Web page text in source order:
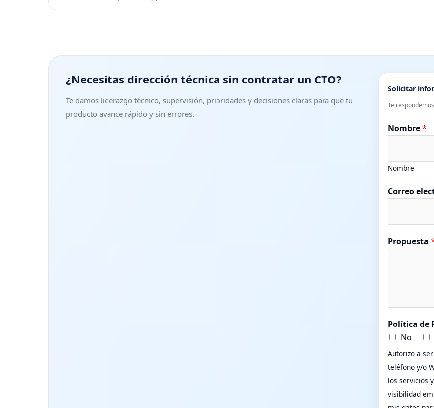
¿Necesitas dirección técnica sin contratar un CTO?
Te damos liderazgo técnico, supervisión, prioridades y decisiones claras para que tu
producto avance rápido y sin errores.
Solicitar
Te
Nombre*
Nombre
Correo
Propuesta *
C
o
r
e
o
D
Política de
No
Autorizo a
teléfono y/o
los servicios
visibilidad